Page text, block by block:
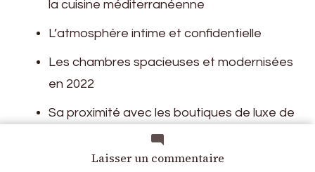
Laisser un commentairesur
la cuisine méditerranéenne
L’atmosphère intime et confidentielle
Les chambres spacieuses et modernisées
en 2022
Sa proximité avec les boutiques de luxe de
l’avenue Montaigne